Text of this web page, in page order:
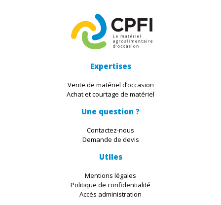
Expertises
Vente de matériel d’occasion
Achat et courtage de matériel
Une question ?
Contactez-nous
Demande de devis
Utiles
Mentions légales
Politique de confidentialité
Accès administration